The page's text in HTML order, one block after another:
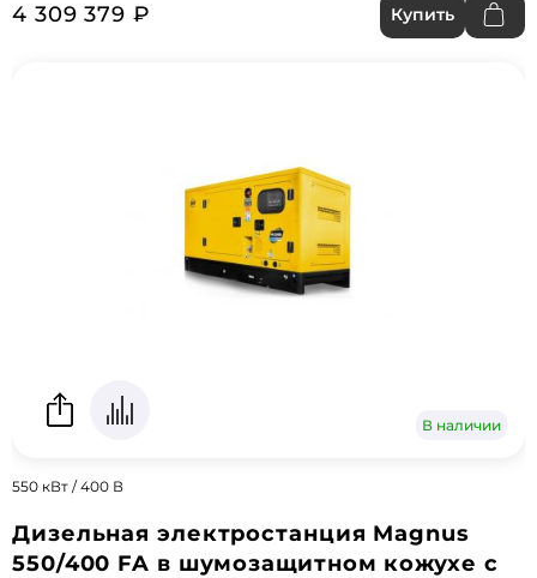
4 309 379 ₽
Купить
В наличии
550 кВт / 400 В
Дизельная электростанция Magnus
550/400 FA в шумозащитном кожухе с